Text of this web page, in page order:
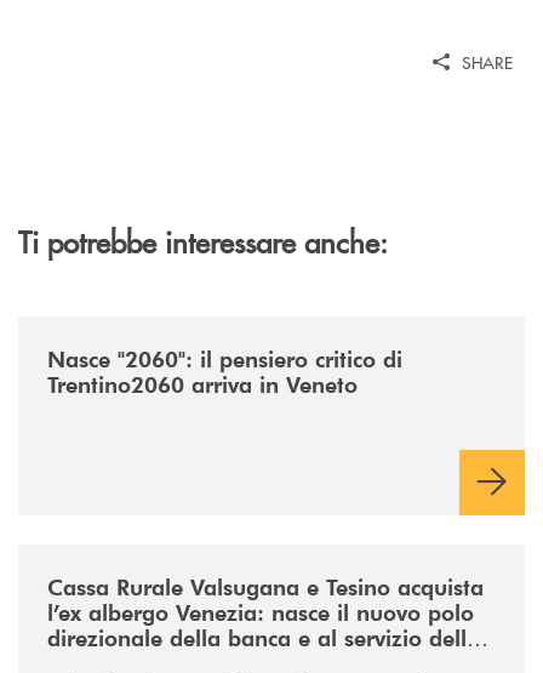
SHARE
Ti potrebbe interessare anche:
Nasce "2060": il pensiero critico di
Trentino2060 arriva in Veneto
Cassa Rurale Valsugana e Tesino acquista
l’ex albergo Venezia: nasce il nuovo polo
direzionale della banca e al servizio della